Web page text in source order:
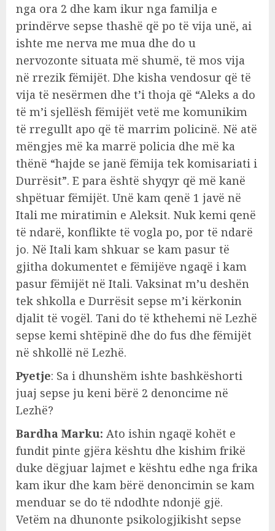
nga ora 2 dhe kam ikur nga familja e
prindërve sepse thashë që po të vija unë, ai
ishte me nerva me mua dhe do u
nervozonte situata më shumë, të mos vija
në rrezik fëmijët. Dhe kisha vendosur që të
vija të nesërmen dhe t’i thoja që “Aleks a do
të m’i sjellësh fëmijët vetë me komunikim
të rregullt apo që të marrim policinë. Në atë
mëngjes më ka marrë policia dhe më ka
thënë “hajde se janë fëmija tek komisariati i
Durrësit”. E para është shyqyr që më kanë
shpëtuar fëmijët. Unë kam qenë 1 javë në
Itali me miratimin e Aleksit. Nuk kemi qenë
të ndarë, konflikte të vogla po, por të ndarë
jo. Në Itali kam shkuar se kam pasur të
gjitha dokumentet e fëmijëve ngaqë i kam
pasur fëmijët në Itali. Vaksinat m’u deshën
tek shkolla e Durrësit sepse m’i kërkonin
djalit të vogël. Tani do të kthehemi në Lezhë
sepse kemi shtëpinë dhe do fus dhe fëmijët
në shkollë në Lezhë.
Pyetje: Sa i dhunshëm ishte bashkëshorti
juaj sepse ju keni bërë 2 denoncime në
Lezhë?
Bardha Marku: Ato ishin ngaqë kohët e
fundit pinte gjëra kështu dhe kishim frikë
duke dëgjuar lajmet e kështu edhe nga frika
kam ikur dhe kam bërë denoncimin se kam
menduar se do të ndodhte ndonjë gjë.
Vetëm na dhunonte psikologjikisht sepse